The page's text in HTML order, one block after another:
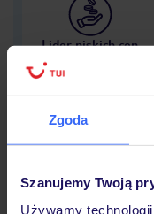
Zgoda
Szanujemy Twoją
Używamy
Lider niskich cen
Hotel